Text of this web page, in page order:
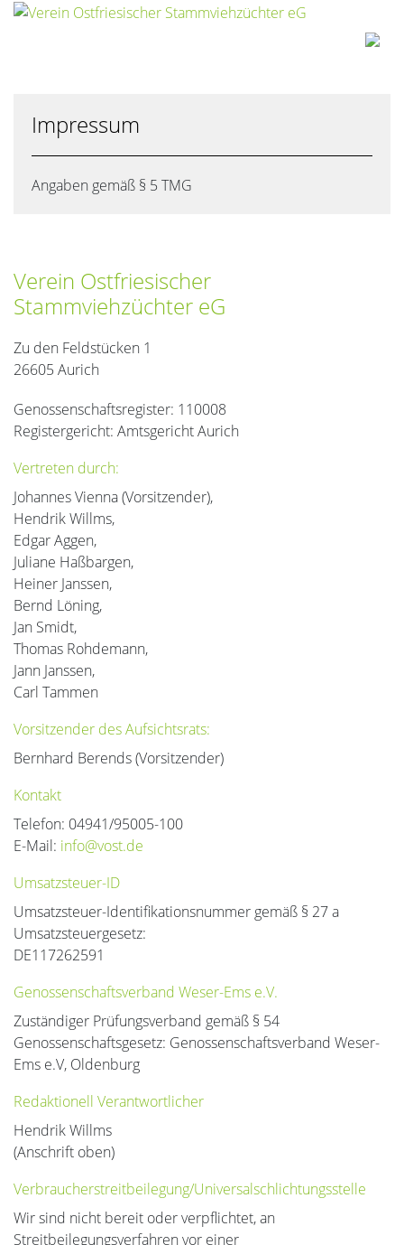
Impressum
Angaben gemäß § 5 TMG
Verein Ostfriesischer
Stammviehzüchter eG
Zu den Feldstücken 1
26605 Aurich
Genossenschaftsregister: 110008
Registergericht: Amtsgericht Aurich
Vertreten durch:
Johannes Vienna (Vorsitzender),
Hendrik Willms,
Edgar Aggen,
Juliane Haßbargen,
Heiner Janssen,
Bernd Löning,
Jan Smidt,
Thomas Rohdemann,
Jann Janssen,
Carl Tammen
Vorsitzender des Aufsichtsrats:
Bernhard Berends (Vorsitzender)
Kontakt
Telefon: 04941/95005-100
E-Mail: info@vost.de
Umsatzsteuer-ID
Umsatzsteuer-Identifikationsnummer gemäß § 27 a
Umsatzsteuergesetz:
DE117262591
Genossenschaftsverband Weser-Ems e.V.
Zuständiger Prüfungsverband gemäß § 54
Genossenschaftsgesetz: Genossenschaftsverband Weser-
Ems e.V, Oldenburg
Redaktionell Verantwortlicher
Hendrik Willms
(Anschrift oben)
Verbraucher­streit­beilegung/Universal­schlichtungs­stelle
Wir sind nicht bereit oder verpflichtet, an
Streitbeilegungsverfahren vor einer